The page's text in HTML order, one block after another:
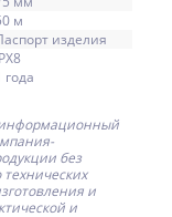
м
изделия
года
информационный
без
и
и